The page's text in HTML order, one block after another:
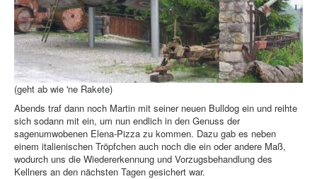
(geht ab wie 'ne Rakete)
Abends traf dann noch Martin mit seiner neuen Bulldog ein und reihte
sich sodann mit ein, um nun endlich in den Genuss der
sagenumwobenen Elena-Pizza zu kommen. Dazu gab es neben
einem italienischen Tröpfchen auch noch die ein oder andere Maß,
wodurch uns die Wiedererkennung und Vorzugsbehandlung des
Kellners an den nächsten Tagen gesichert war.